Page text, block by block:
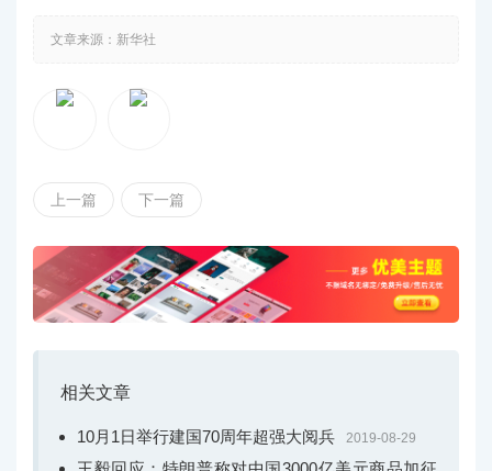
近平主席授予各自国家最高奖章；
6月下旬大阪之行，会晤日本首相安倍晋三，两国领导人就
半年间，习近平主席在国内外不同场合同30多位周边国家
领导人会见会谈，亲诚惠容的周边外交理念进一步深入人
观察人士指出，习近平主席的周边外交行动节奏明快，双
多边并举，打出了一套漂亮的组合拳。
高峰论坛前夕，埃塞俄比亚总理阿比在同习近平主席会晤
文章来源：新华社
上一篇 下一篇
相关文章
10月1日举行建国70周年超强大阅兵 2019-08-29